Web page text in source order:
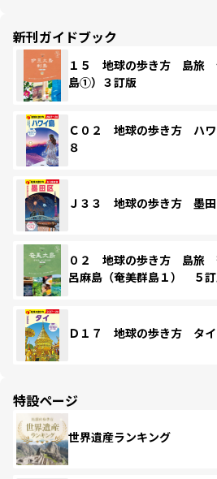
新刊ガイドブック
１５ 地球の歩き方 島旅
島①）３訂版
Ｃ０２ 地球の歩き方 ハ
８
Ｊ３３ 地球の歩き方 墨
０２ 地球の歩き方 島旅
呂麻島（奄美群島１） ５
Ｄ１７ 地球の歩き方 タ
特設ページ
世界遺産ランキング